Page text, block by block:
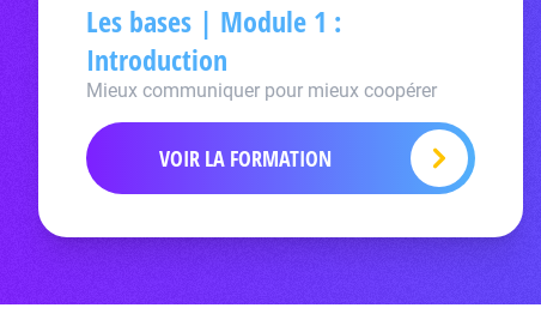
Les bases | Module 1 :
Introduction
Mieux communiquer pour mieux coopérer
VOIR LA FORMATION